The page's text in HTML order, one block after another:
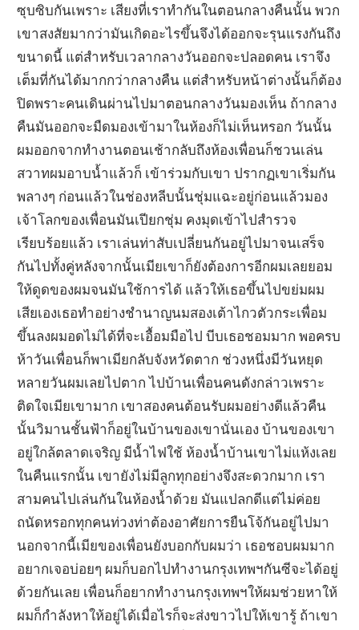
ซุบซิบกันเพราะ เสียงที่เราทำกันในตอนกลางคืนนั้น พวก
เขาสงสัยมากว่ามันเกิดอะไรขึ้นจึงได้ออกจะรุนแรงกันถึง
ขนาดนี้ แต่สำหรับเวลากลางวันออกจะปลอดคน เราจึง
เต็มที่กันได้มากกว่ากลางคืน แต่สำหรับหน้าต่างนั้นก็ต้อง
ปิดพราะคนเดินผ่านไปมาตอนกลางวันมองเห็น ถ้ากลาง
คืนมันออกจะมืดมองเข้ามาในห้องก็ไม่เห็นหรอก วันนั้น
ผมออกจากทำงานตอนเช้ากลับถึงห้องเพื่อนก็ชวนเล่น
สวาทผมอาบน้ำแล้วก็ เข้าร่วมกับเขา ปรากฏเขาเริ่มกัน
พลางๆ ก่อนแล้วในช่องหลีบนั้นชุ่มแฉะอยู่ก่อนแล้วมอง
เจ้าโลกของเพื่อนมันเปียกชุ่ม คงมุดเข้าไปสำรวจ
เรียบร้อยแล้ว เราเล่นท่าสับเปลี่ยนกันอยู่ไปมาจนเสร็จ
กันไปทั้งคู่หลังจากนั้นเมียเขาก็ยังต้องการอีกผมเลยยอม
ให้ดูดของผมจนมันใช้การได้ แล้วให้เธอขึ้นไปขย่มผม
เสียเองเธอทำอย่างชำนาญนมสองเต้าไกวตัวกระเพื่อม
ขึ้นลงผมอดไม่ได้ที่จะเอื้อมมือไป บีบเธอชอมมาก พอครบ
ห้าวันเพื่อนก็พาเมียกลับจังหวัดตาก ช่วงหนึ่งมีวันหยุด
หลายวันผมเลยไปตาก ไปบ้านเพื่อนคนดังกล่าวเพราะ
ติดใจเมียเขามาก เขาสองคนต้อนรับผมอย่างดีแล้วคืน
นั้นวิมานชั้นฟ้าก็อยู่ในบ้านของเขานั่นเอง บ้านของเขา
อยู่ใกล้ตลาดเจริญ มีน้ำไฟใช้ ห้องน้ำบ้านเขาไม่แห้งเลย
ในคืนแรกนั้น เขายังไม่มีลูกทุกอย่างจึงสะดวกมาก เรา
สามคนไปเล่นกันในห้องน้ำด้วย มันแปลกดีแต่ไม่ค่อย
ถนัดหรอกทุกคนท่วงท่าต้องอาศัยการยืนโจ้กันอยู่ไปมา
นอกจากนี้เมียของเพื่อนยังบอกกับผมว่า เธอชอบผมมาก
อยากเจอบ่อยๆ ผมก็บอกไปทำงานกรุงเทพฯกันซีจะได้อยู่
ด้วยกันเลย เพื่อนก็อยากทำงานกรุงเทพฯให้ผมช่วยหาให้
ผมก็กำลังหาให้อยู่ได้เมื่อไรก็จะส่งขาวไปให้เขารู้ ถ้าเขา